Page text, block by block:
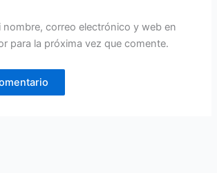
nombre, correo electrónico y web en
para la próxima vez que comente.